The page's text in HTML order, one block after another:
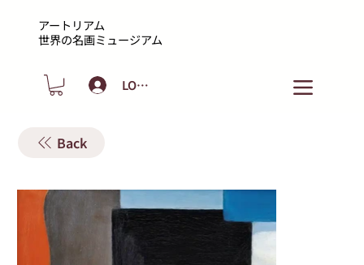
アートリアム
​世界の名画ミュージアム
LOGIN
Back